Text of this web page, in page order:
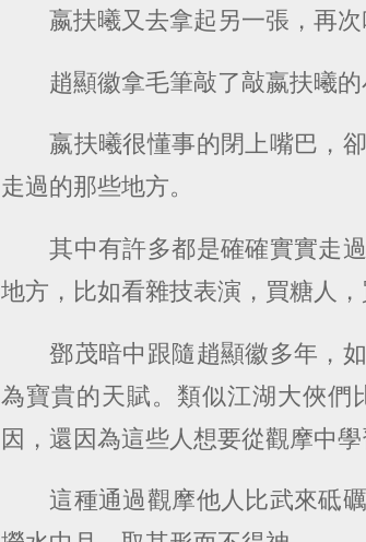
嬴扶曦又去拿起另一張，再
趙顯徽拿毛筆敲了敲嬴扶曦
嬴扶曦很懂事的閉上嘴巴，
走過的那些地方。
其中有許多都是確確實實走
地方，比如看雜技表演，買糖人
鄧茂暗中跟隨趙顯徽多年，
為寶貴的天賦。類似江湖大俠
因，還因為這些人想要從觀摩中學
這種通過觀摩他人比武來砥